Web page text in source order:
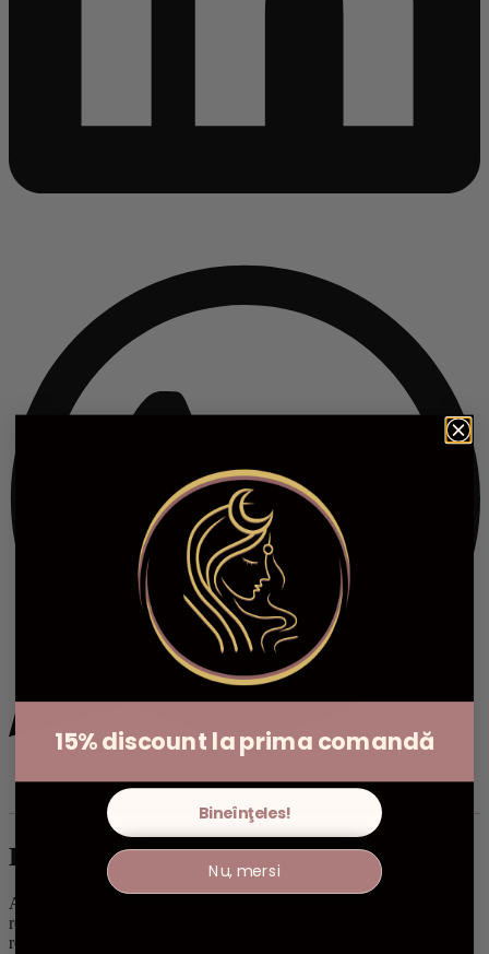
Informații suplimentare Recenzii (0)
Descriere
Acest jurnal prețios, cu 100 pagini albe realizate din hârtie
reciclabilă, oferă libertate creativă ideală pentru notițe, schițe și
reflecții personale.
15% discount la prima comandă
Bineînţeles!
Nu, mersi